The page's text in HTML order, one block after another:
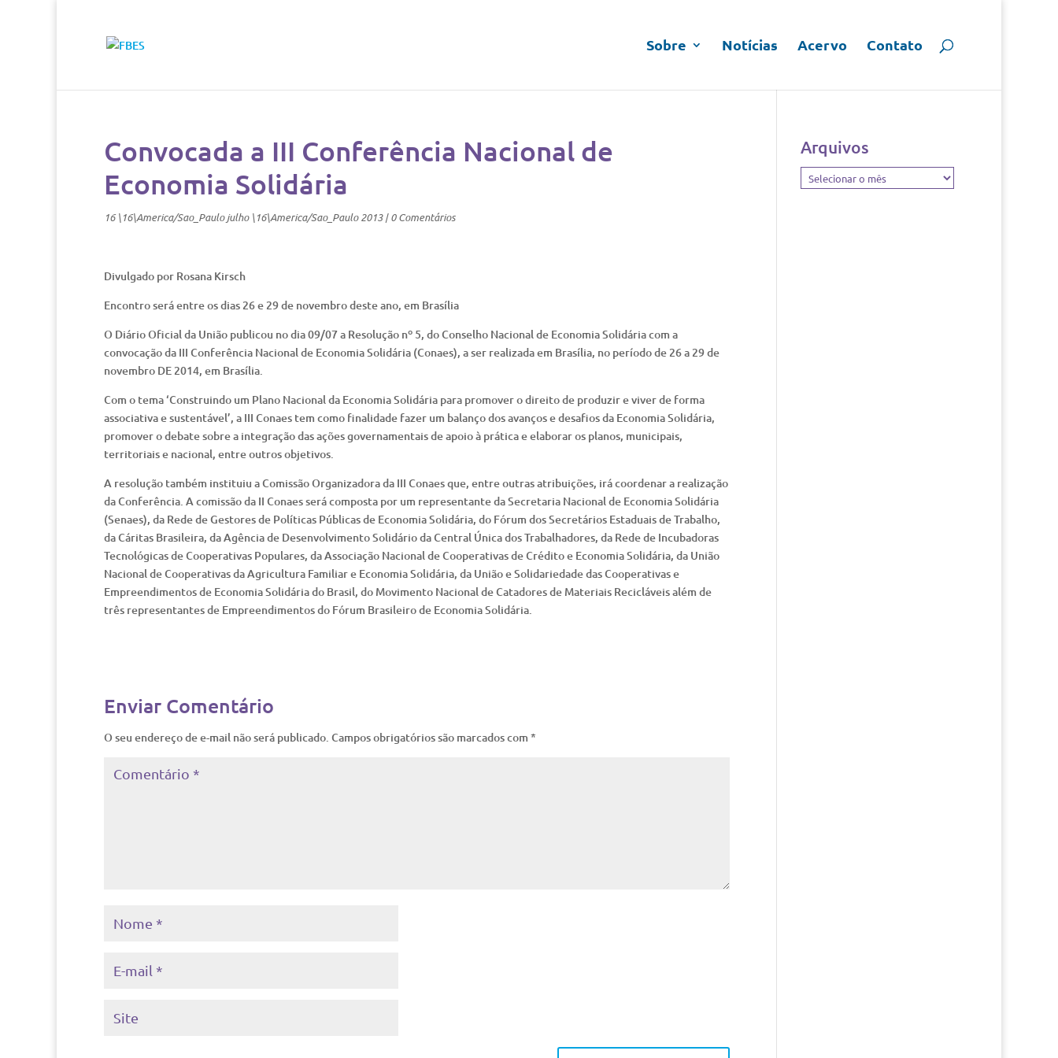
Sobre Notícias Acervo Contato
Convocada a III Conferência Nacional de
Economia Solidária
16 \16\America/Sao_Paulo julho \16\America/Sao_Paulo 2013|0 Comentários
Divulgado por Rosana Kirsch
Encontro será entre os dias 26 e 29 de novembro deste ano, em Brasília
O Diário Oficial da União publicou no dia 09/07 a Resolução nº 5, do Conselho Nacional de Economia Solidária com a
convocação da III Conferência Nacional de Economia Solidária (Conaes), a ser realizada em Brasília, no período de 26 a 29 de
novembro DE 2014, em Brasília.
Com o tema ‘Construindo um Plano Nacional da Economia Solidária para promover o direito de produzir e viver de forma
associativa e sustentável’, a III Conaes tem como finalidade fazer um balanço dos avanços e desafios da Economia Solidária,
promover o debate sobre a integração das ações governamentais de apoio à prática e elaborar os planos, municipais,
territoriais e nacional, entre outros objetivos.
A resolução também instituiu a Comissão Organizadora da III Conaes que, entre outras atribuições, irá coordenar a realização
da Conferência. A comissão da II Conaes será composta por um representante da Secretaria Nacional de Economia Solidária
(Senaes), da Rede de Gestores de Políticas Públicas de Economia Solidária, do Fórum dos Secretários Estaduais de Trabalho,
da Cáritas Brasileira, da Agência de Desenvolvimento Solidário da Central Única dos Trabalhadores, da Rede de Incubadoras
Tecnológicas de Cooperativas Populares, da Associação Nacional de Cooperativas de Crédito e Economia Solidária, da União
Nacional de Cooperativas da Agricultura Familiar e Economia Solidária, da União e Solidariedade das Cooperativas e
Empreendimentos de Economia Solidária do Brasil, do Movimento Nacional de Catadores de Materiais Recicláveis além de
três representantes de Empreendimentos do Fórum Brasileiro de Economia Solidária.
Enviar Comentário
O seu endereço de e-mail não será publicado. Campos obrigatórios são marcados com *
Arquivos
Arquivos